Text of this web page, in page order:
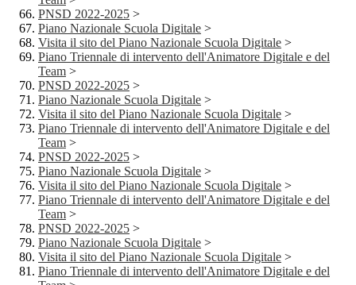
PNSD 2022-2025 >
Piano Nazionale Scuola Digitale >
Visita il sito del Piano Nazionale Scuola Digitale >
Piano Triennale di intervento dell'Animatore Digitale e del
Team >
PNSD 2022-2025 >
Piano Nazionale Scuola Digitale >
Visita il sito del Piano Nazionale Scuola Digitale >
Piano Triennale di intervento dell'Animatore Digitale e del
Team >
PNSD 2022-2025 >
Piano Nazionale Scuola Digitale >
Visita il sito del Piano Nazionale Scuola Digitale >
Piano Triennale di intervento dell'Animatore Digitale e del
Team >
PNSD 2022-2025 >
Piano Nazionale Scuola Digitale >
Visita il sito del Piano Nazionale Scuola Digitale >
Piano Triennale di intervento dell'Animatore Digitale e del